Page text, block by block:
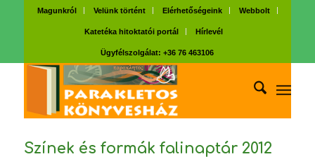
Magunkról Velünk történt Elérhetőségeink Webbolt
Katetéka hitoktatói portál Hírlevél
Ügyfélszolgálat: +36 76 463106
Színek és formák falinaptár 2012